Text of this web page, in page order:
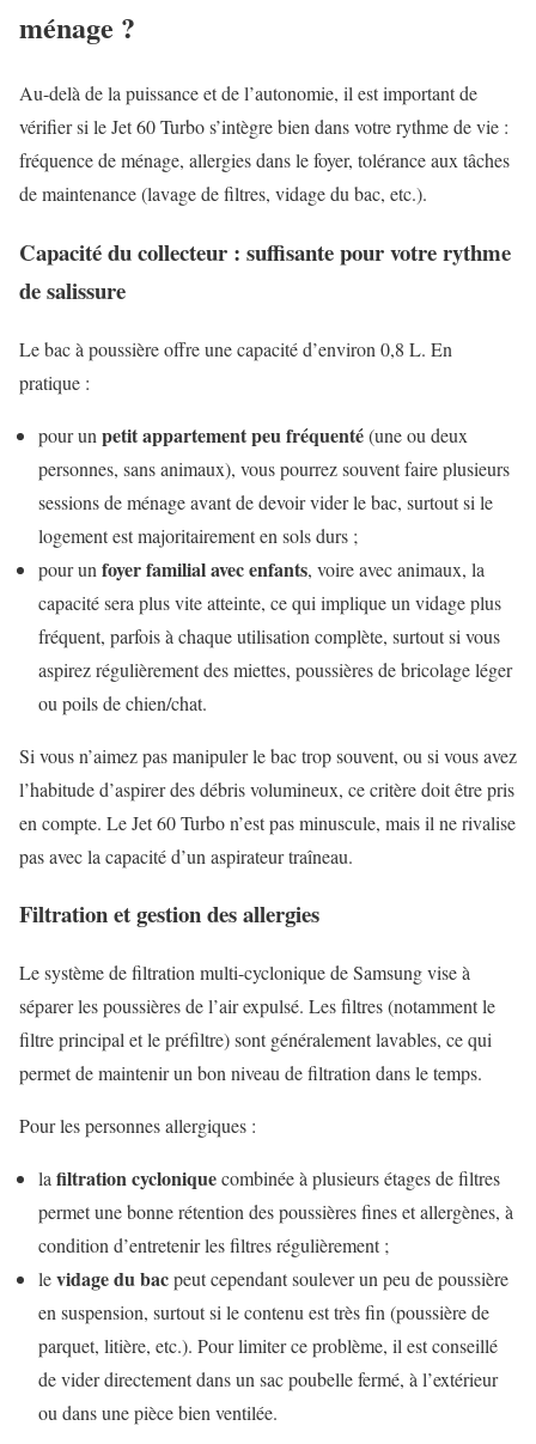
ménage ?
Au-delà de la puissance et de l’autonomie, il est important de
vérifier si le Jet 60 Turbo s’intègre bien dans votre rythme de vie :
fréquence de ménage, allergies dans le foyer, tolérance aux tâches
de maintenance (lavage de filtres, vidage du bac, etc.).
Capacité du collecteur : suffisante pour votre rythme
de salissure
Le bac à poussière offre une capacité d’environ 0,8 L. En
pratique :
pour un petit appartement peu fréquenté(une ou deux
personnes, sans animaux), vous pourrez souvent faire plusieurs
sessions de ménage avant de devoir vider le bac, surtout si le
logement est majoritairement en sols durs ;
pour un foyer familial avec enfants, voire avec animaux, la
capacité sera plus vite atteinte, ce qui implique un vidage plus
fréquent, parfois à chaque utilisation complète, surtout si vous
aspirez régulièrement des miettes, poussières de bricolage léger
ou poils de chien/chat.
Si vous n’aimez pas manipuler le bac trop souvent, ou si vous avez
l’habitude d’aspirer des débris volumineux, ce critère doit être pris
en compte. Le Jet 60 Turbo n’est pas minuscule, mais il ne rivalise
pas avec la capacité d’un aspirateur traîneau.
Filtration et gestion des allergies
Le système de filtration multi-cyclonique de Samsung vise à
séparer les poussières de l’air expulsé. Les filtres (notamment le
filtre principal et le préfiltre) sont généralement lavables, ce qui
permet de maintenir un bon niveau de filtration dans le temps.
Pour les personnes allergiques :
la filtration cycloniquecombinée à plusieurs étages de filtres
permet une bonne rétention des poussières fines et allergènes, à
condition d’entretenir les filtres régulièrement ;
levidage du bacpeut cependant soulever un peu de poussière
en suspension, surtout si le contenu est très fin (poussière de
parquet, litière, etc.). Pour limiter ce problème, il est conseillé
de vider directement dans un sac poubelle fermé, à l’extérieur
ou dans une pièce bien ventilée.